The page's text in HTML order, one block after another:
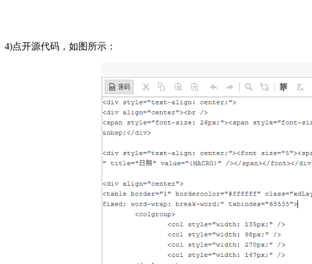
4)点开源代码，如图所示：